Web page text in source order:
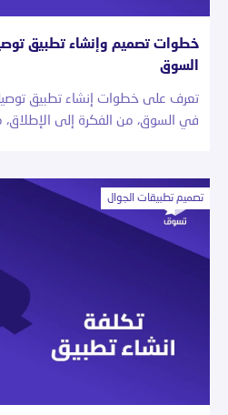
خطوات تصميم وإنشاء تطبيق
السوق
تعرف على خطوات إنشاء تطبيق
في السوق، من الفكرة إلى
تصميم تطبيقات الجوال